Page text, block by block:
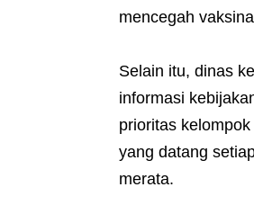
mencegah
Selain itu, dinas
informasi
prioritas
yang datang
merata.